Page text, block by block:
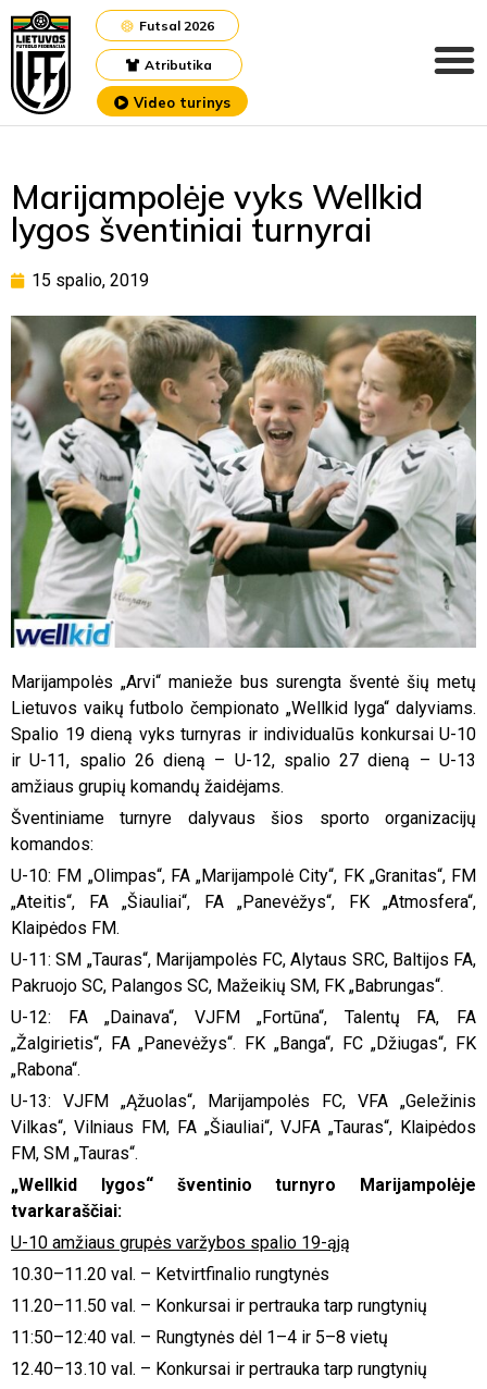
Atributika
Futsal 2026
Video turinys
Marijampolėje vyks Wellkid
lygos šventiniai turnyrai
15 spalio, 2019
Marijampolės „Arvi“ manieže bus surengta šventė šių metų
Lietuvos vaikų futbolo čempionato „Wellkid lyga“ dalyviams.
Spalio 19 dieną vyks turnyras ir individualūs konkursai U-10
ir U-11, spalio 26 dieną – U-12, spalio 27 dieną – U-13
amžiaus grupių komandų žaidėjams.
Šventiniame turnyre dalyvaus šios sporto organizacijų
komandos:
U-10: FM „Olimpas“, FA „Marijampolė City“, FK „Granitas“, FM
„Ateitis“, FA „Šiauliai“, FA „Panevėžys“, FK „Atmosfera“,
Klaipėdos FM.
U-11: SM „Tauras“, Marijampolės FC, Alytaus SRC, Baltijos FA,
Pakruojo SC, Palangos SC, Mažeikių SM, FK „Babrungas“.
U-12: FA „Dainava“, VJFM „Fortūna“, Talentų FA, FA
„Žalgirietis“, FA „Panevėžys“. FK „Banga“, FC „Džiugas“, FK
„Rabona“.
U-13: VJFM „Ąžuolas“, Marijampolės FC, VFA „Geležinis
Vilkas“, Vilniaus FM, FA „Šiauliai“, VJFA „Tauras“, Klaipėdos
FM, SM „Tauras“.
„Wellkid lygos“ šventinio turnyro Marijampolėje
tvarkaraščiai:
U-10 amžiaus grupės varžybos spalio 19-ąją
10.30–11.20 val. – Ketvirtfinalio rungtynės
11.20–11.50 val. – Konkursai ir pertrauka tarp rungtynių
11:50–12:40 val. – Rungtynės dėl 1–4 ir 5–8 vietų
12.40–13.10 val. – Konkursai ir pertrauka tarp rungtynių